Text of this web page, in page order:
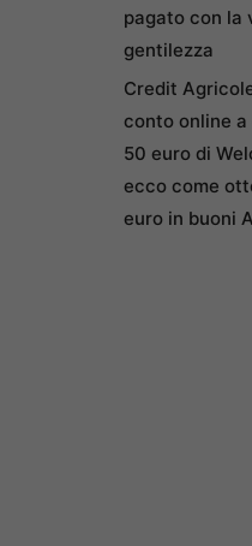
pagato con la
gentilezza
Credit
conto online
50 euro di
ecco come
euro in buoni